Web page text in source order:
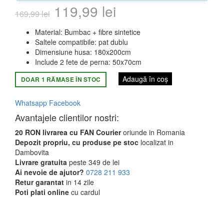
169,99lei Prețul
inițial
a
fost:
169,99 lei.
119,99 lei
curent
este:
119,99 lei.
Material: Bumbac + fibre sintetice
Saltele compatibile: pat dublu
Dimensiune husa: 180x200cm
Include 2 fete de perna: 50x70cm
DOAR 1 RĂMASE ÎN STOC Adaugă în coș
Whatsapp Facebook
Avantajele clientilor nostri:
20 RON livrarea cu FAN Courieroriunde in Romania
Depozit propriu, cu produse pe stoc localizat in
Dambovita
Livrare gratuita peste 349 de lei
Ai nevoie de ajutor? 0728 211 933
Retur garantat in 14 zile
Poti plati online cu cardul